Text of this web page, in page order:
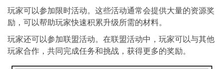
玩家可以参加限时活动。这些活动通常会提供大量的资源奖
励，可以帮助玩家快速积累升级所需的材料。
玩家还可以参加联盟活动。在联盟活动中，玩家可以与其他
玩家合作，共同完成任务和挑战，获得更多的奖励。